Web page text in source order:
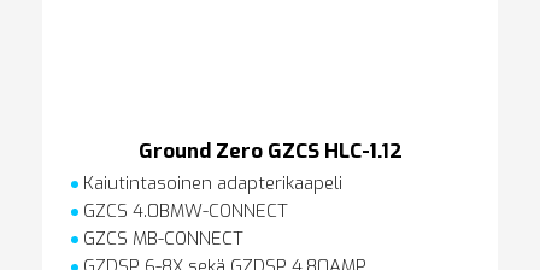
Ground Zero GZCS HLC-1.12
Kaiutintasoinen adapterikaapeli
GZCS 4.0BMW-CONNECT
GZCS MB-CONNECT